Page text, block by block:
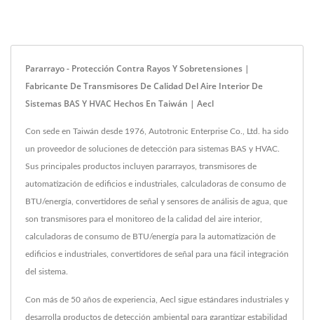
Pararrayo - Protección Contra Rayos Y Sobretensiones |
Fabricante De Transmisores De Calidad Del Aire Interior De
Sistemas BAS Y HVAC Hechos En Taiwán | Aecl
Con sede en Taiwán desde 1976, Autotronic Enterprise Co., Ltd. ha sido
un proveedor de soluciones de detección para sistemas BAS y HVAC.
Sus principales productos incluyen pararrayos, transmisores de
automatización de edificios e industriales, calculadoras de consumo de
BTU/energía, convertidores de señal y sensores de análisis de agua, que
son transmisores para el monitoreo de la calidad del aire interior,
calculadoras de consumo de BTU/energía para la automatización de
edificios e industriales, convertidores de señal para una fácil integración
del sistema.
Con más de 50 años de experiencia, Aecl sigue estándares industriales y
desarrolla productos de detección ambiental para garantizar estabilidad